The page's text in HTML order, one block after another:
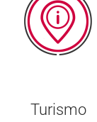
Turismo